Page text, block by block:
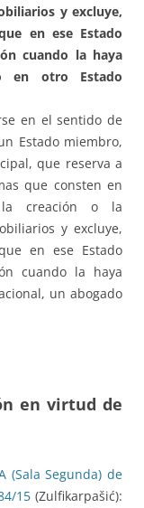
y excluye,
en ese Estado
cuando la haya
en otro Estado
en el sentido de
Estado miembro,
que reserva a
que consten en
la creación o la
y excluye,
en ese Estado
cuando la haya
un abogado
en virtud de
(Sala Segunda) de
15(Zulfikarpašić):